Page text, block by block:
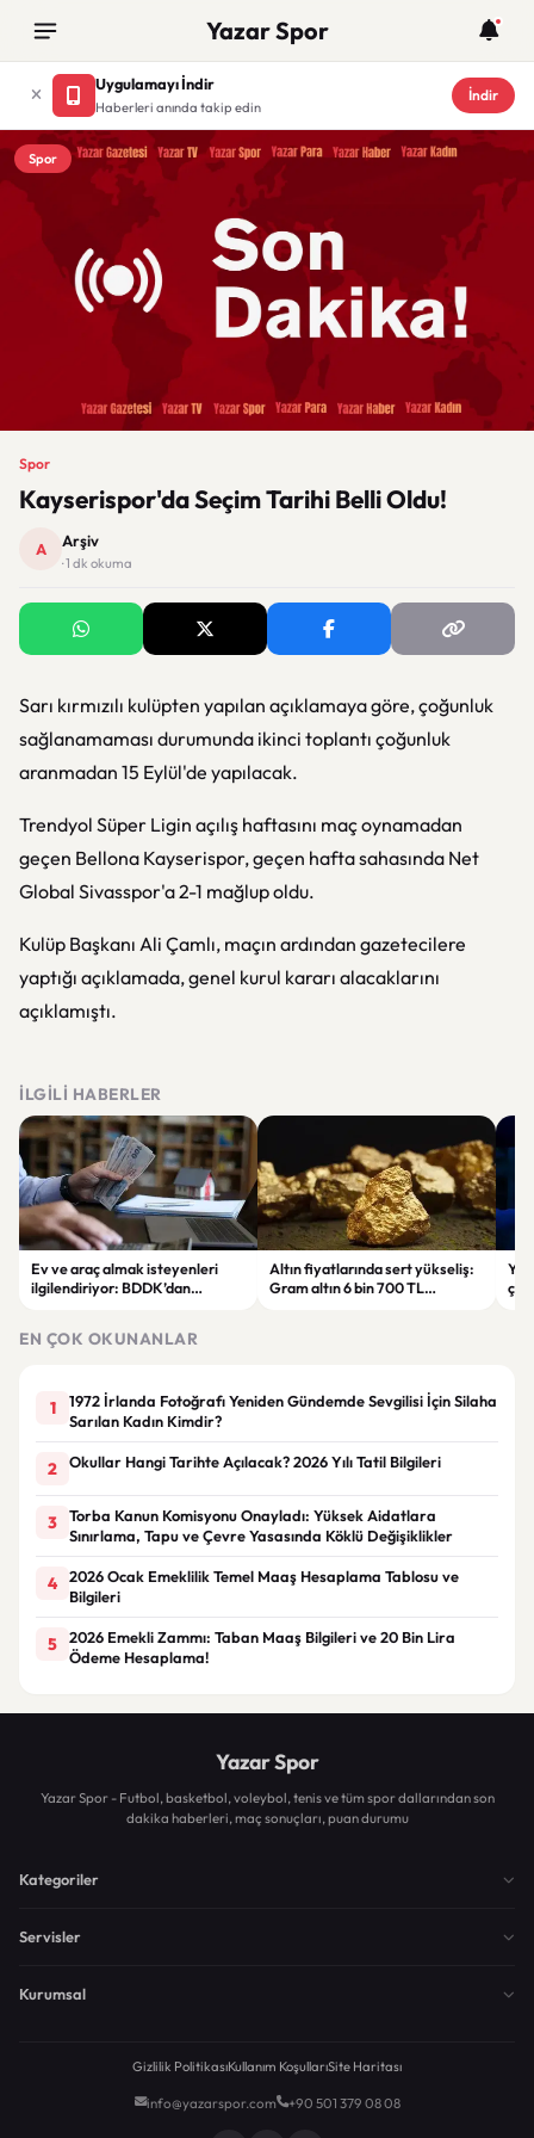
Yazar Spor
Uygulamayı İndir
Haberleri anında takip edin
İndir
Spor
Spor
Kayserispor'da Seçim Tarihi Belli Oldu!
A Arşiv
· 1 dk okuma
Sarı kırmızılı kulüpten yapılan açıklamaya göre, çoğunluk
sağlanamaması durumunda ikinci toplantı çoğunluk
aranmadan 15 Eylül'de yapılacak.
Trendyol Süper Ligin açılış haftasını maç oynamadan
geçen Bellona Kayserispor, geçen hafta sahasında Net
Global Sivasspor'a 2-1 mağlup oldu.
Kulüp Başkanı Ali Çamlı, maçın ardından gazetecilere
yaptığı açıklamada, genel kurul kararı alacaklarını
açıklamıştı.
İLGILI HABERLER
Ev ve araç almak isteyenleri
ilgilendiriyor: BDDK’dan
Altın fiyatlarında sert yükseliş:
Gram altın 6 bin 700 TL
EN ÇOK OKUNANLAR
1
1972 İrlanda Fotoğrafı Yeniden Gündemde Sevgilisi İçin Silaha
Sarılan Kadın Kimdir?
2 Okullar Hangi Tarihte Açılacak? 2026 Yılı Tatil Bilgileri
3
Torba Kanun Komisyonu Onayladı: Yüksek Aidatlara
Sınırlama, Tapu ve Çevre Yasasında Köklü Değişiklikler
4
2026 Ocak Emeklilik Temel Maaş Hesaplama Tablosu ve
Bilgileri
5
2026 Emekli Zammı: Taban Maaş Bilgileri ve 20 Bin Lira
Ödeme Hesaplama!
Yazar Spor
Yazar Spor - Futbol, basketbol, voleybol, tenis ve tüm spor dallarından son
dakika haberleri, maç sonuçları, puan durumu
Kategoriler
Servisler
Kurumsal
Gizlilik PolitikasıKullanım KoşullarıSite Haritası
info@yazarspor.com +90 501 379 08 08